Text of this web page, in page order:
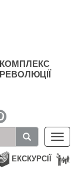
ЕКСКУРСІЇ